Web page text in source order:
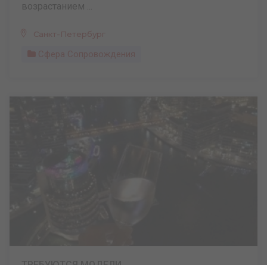
возрастанием ...
Санкт-Петербург
Сфера Сопровождения